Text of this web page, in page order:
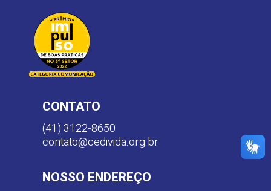
CONTATO
(41) 3122-8650
contato@cedivida.org.br
NOSSO ENDEREÇO